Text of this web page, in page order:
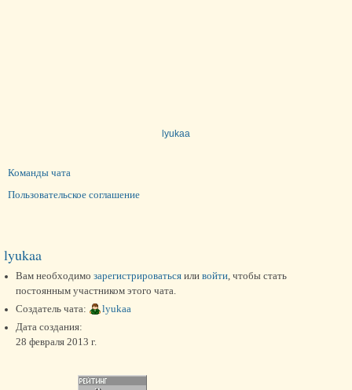
lyukaa
Команды чата
Пользовательское соглашение
lyukaa
Вам необходимо зарегистрироваться или войти, чтобы стать
постоянным участником этого чата.
Создатель чата:
lyukaa
Дата создания:
28 февраля 2013 г.